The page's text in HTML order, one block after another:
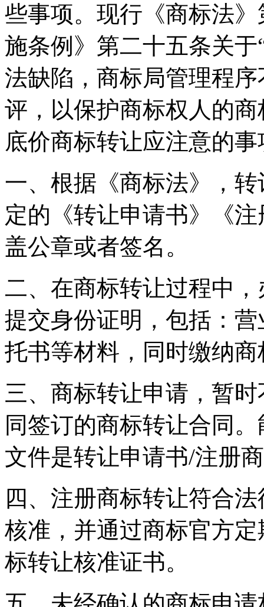
些事项。现行《商标法
施条例》第二十五条关
法缺陷，商标局管理程
评，以保护商标权人的
底价商标转让应注意的事
一、根据《商标法》，
定的《转让申请书》《
盖公章或者签名。
二、在商标转让过程中
提交身份证明，包括：
托书等材料，同时缴纳
三、商标转让申请，暂
同签订的商标转让合同
文件是转让申请书/注册
四、注册商标转让符合
核准，并通过商标官方
标转让核准证书。